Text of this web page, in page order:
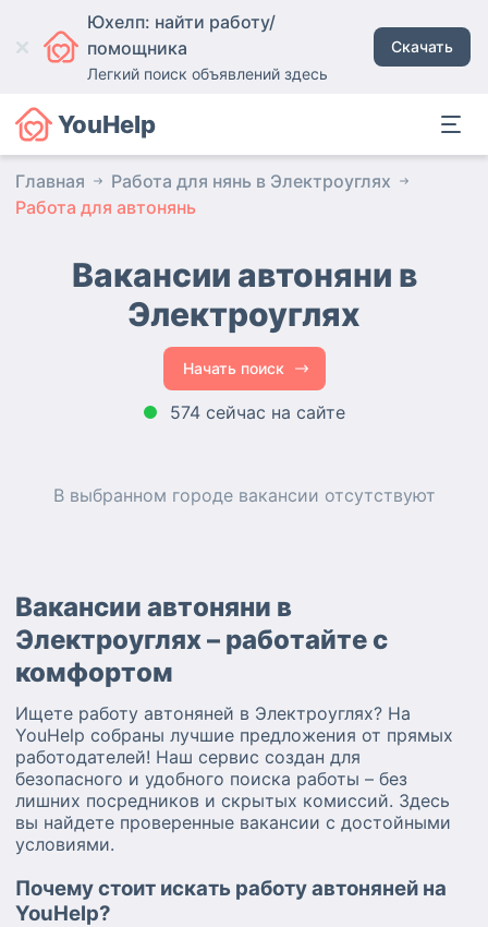
Юхелп: найти работу/
помощника
Легкий поиск объявлений здесь
Скачать
YouHelp
Главная
Работа для нянь в Электроуглях
Работа для автонянь
Вакансии автоняни в
Электроуглях
Начать поиск
574 сейчас на сайте
В выбранном городе вакансии отсутствуют
Вакансии автоняни в
Электроуглях – работайте с
комфортом
Ищете работу автоняней в Электроуглях? На
YouHelp собраны лучшие предложения от прямых
работодателей! Наш сервис создан для
безопасного и удобного поиска работы – без
лишних посредников и скрытых комиссий. Здесь
вы найдете проверенные вакансии с достойными
условиями.
Почему стоит искать работу автоняней на
YouHelp?